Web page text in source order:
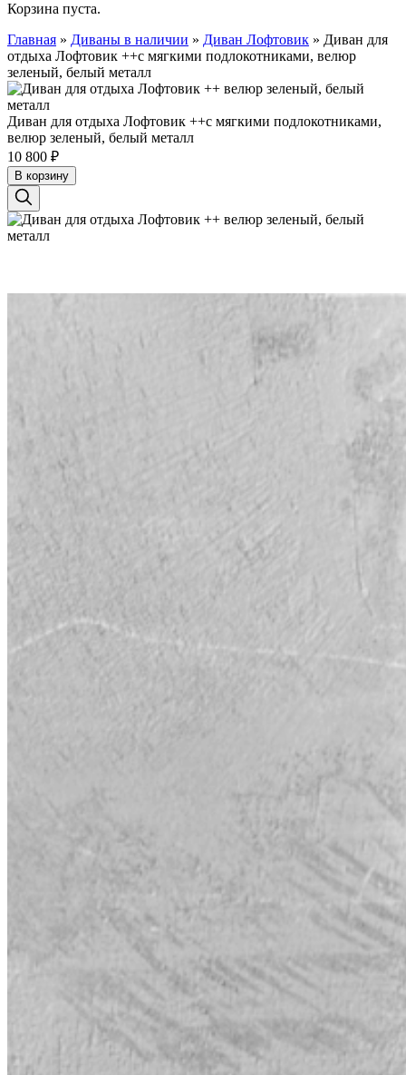
Корзина пуста.
Главная » Диваны в наличии » Диван Лофтовик » Диван для
отдыха Лофтовик ++с мягкими подлокотниками, велюр
зеленый, белый металл
Диван для отдыха Лофтовик ++с мягкими подлокотниками,
велюр зеленый, белый металл
10 800 ₽
В корзину